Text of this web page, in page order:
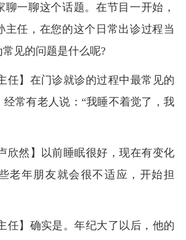
聊一聊这个话题。在节目一开始，
主任，在您的这个日常出诊过程当
见的问题是什么呢?
任】在门诊就诊的过程中最常见的
经常有老人说：“我睡不着觉了，我
欣然】以前睡眠很好，现在有变化
老年朋友就会很不适应，开始担
任】确实是。年纪大了以后，他的